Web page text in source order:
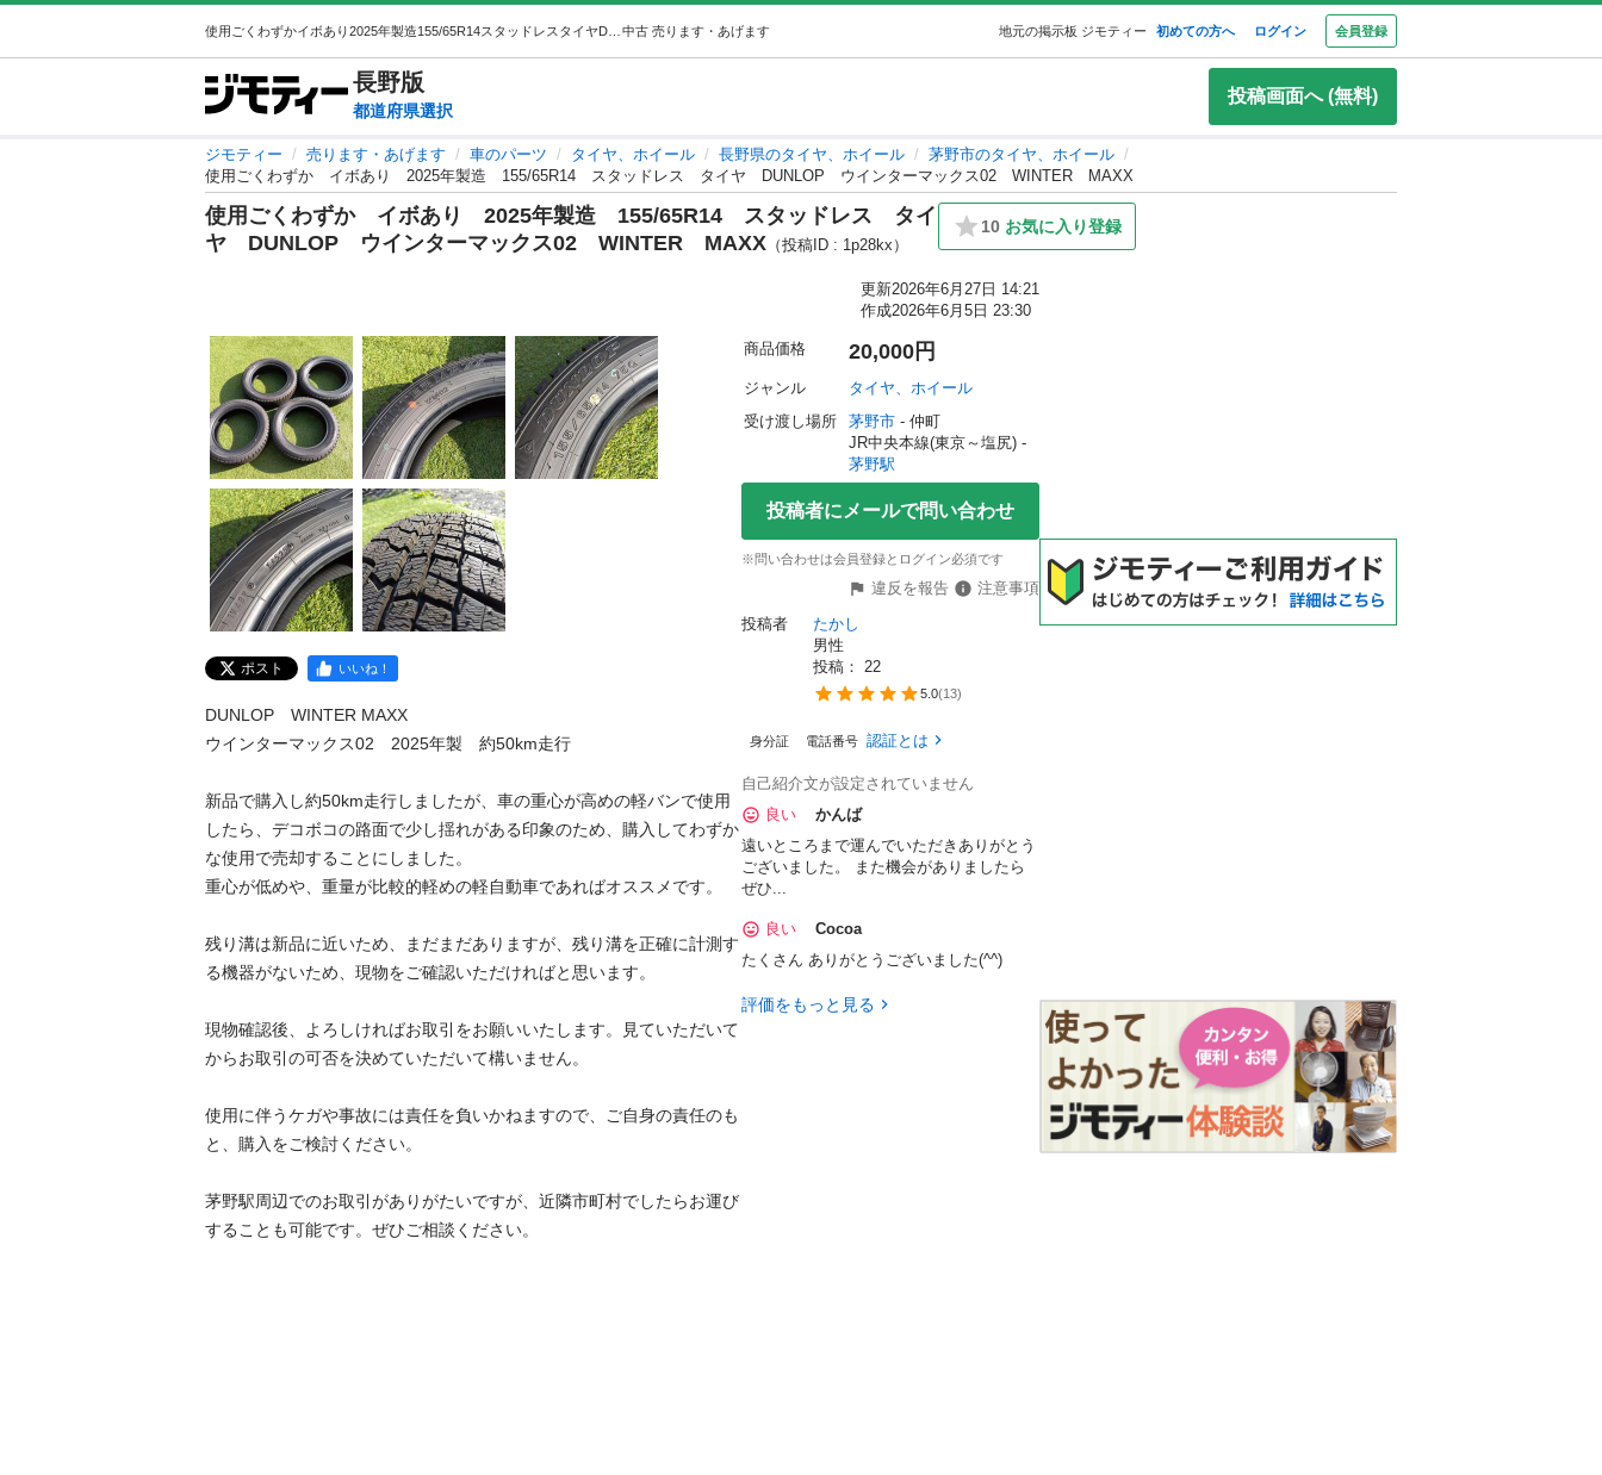
中古 売ります・あげます 地元の掲示板 ジモティー 初めての方へ ログイン 会員登録
長野版
都道府県選択
投稿画面へ (無料)
ジモティー 売ります・あげます 車のパーツ タイヤ、ホイール 長野県のタイヤ、ホイール
茅野市のタイヤ、ホイール
使用ごくわずか イボあり 2025年製造 155/65R14 スタッドレス タイヤ DUNLOP ウインターマックス02 WINTER MAXX
使用ごくわずか イボあり 2025年製造 155/65R14 スタッドレス タイ
ヤ DUNLOP ウインターマックス02 WINTER MAXX （投稿ID : 1p28kx）
10 お気に入り登録
更新2026年6月27日 14:21
作成2026年6月5日 23:30
ポスト いいね！
DUNLOP　WINTER MAXX
ウインターマックス02　2025年製　約50km走行
新品で購入し約50km走行しましたが、車の重心が高めの軽バンで使用
したら、デコボコの路面で少し揺れがある印象のため、購入してわずか
な使用で売却することにしました。
重心が低めや、重量が比較的軽めの軽自動車であればオススメです。
残り溝は新品に近いため、まだまだありますが、残り溝を正確に計測す
る機器がないため、現物をご確認いただければと思います。
現物確認後、よろしければお取引をお願いいたします。見ていただいて
からお取引の可否を決めていただいて構いません。
使用に伴うケガや事故には責任を負いかねますので、ご自身の責任のも
と、購入をご検討ください。
茅野駅周辺でのお取引がありがたいですが、近隣市町村でしたらお運び
することも可能です。ぜひご相談ください。
商品価格 20,000円
ジャンル
タイヤ、ホイール
受け渡し場所
茅野市 - 仲町
茅野駅
投稿者にメールで問い合わせ
※問い合わせは会員登録とログイン必須です
違反を報告
注意事項
投稿者
たかし
男性
投稿： 22
5.0(13)
身分証 電話番号 認証とは
自己紹介文が設定されていません
良い
かんば
遠いところまで運んでいただきありがとう
ございました。 また機会がありましたら
ぜひ...
良い
Cocoa
たくさん ありがとうございました(^^)
評価をもっと見る